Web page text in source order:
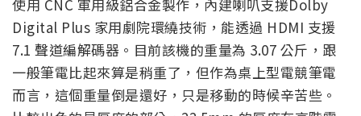
使用 CNC 軍用級鋁合金製作，內建喇叭支援Dolby
Digital Plus 家用劇院環繞技術，能透過 HDMI 支援
7.1 聲道編解碼器。目前該機的重量為 3.07 公斤，跟
一般筆電比起來算是稍重了，但作為桌上型電競筆電
而言，這個重量倒是還好，只是移動的時候辛苦些。